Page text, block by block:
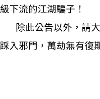
級下流的江湖騙子！
除此公告以外，請
踩入邪門，萬劫無有復